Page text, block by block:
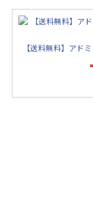
【送料無料】アド